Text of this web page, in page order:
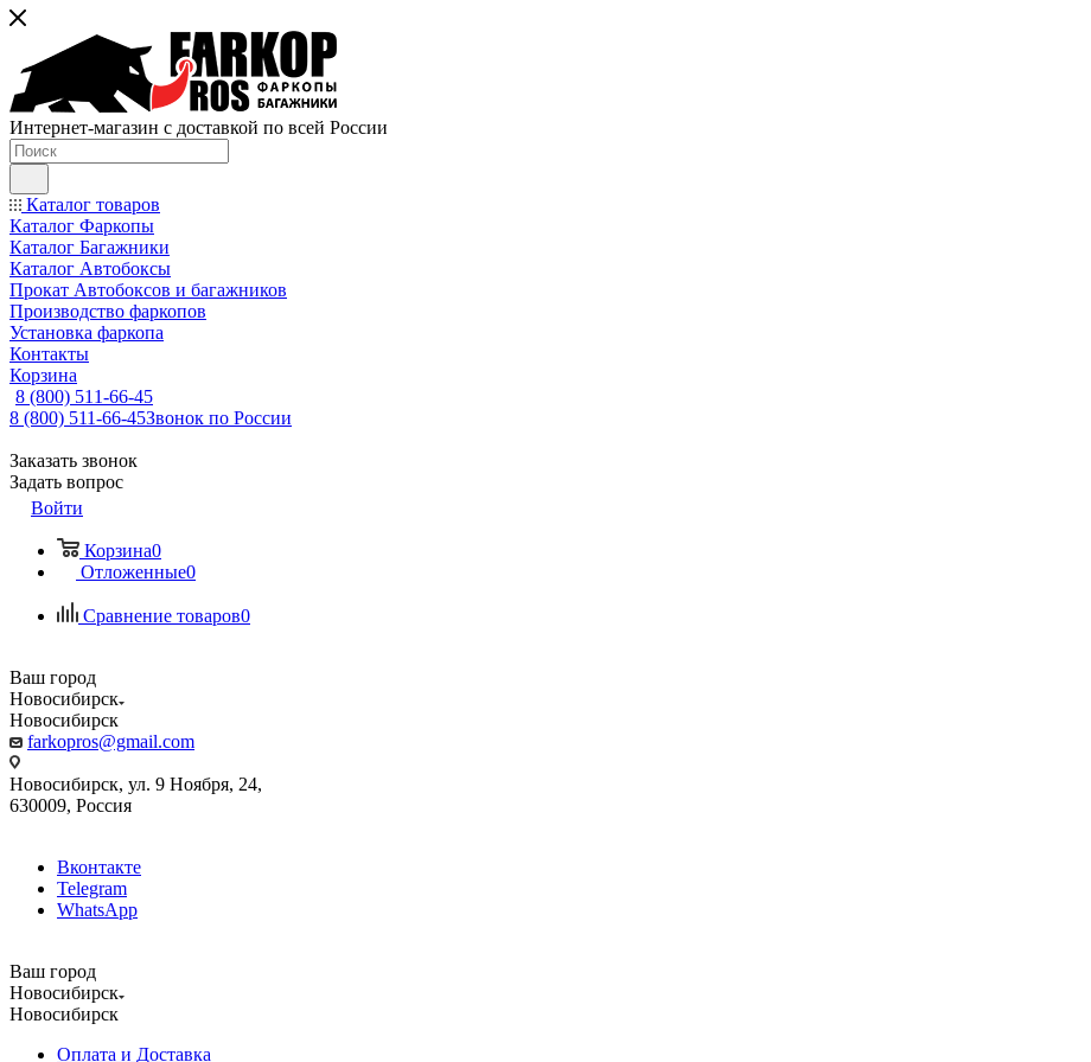
Интернет-магазин с доставкой по всей России
Каталог товаров
Каталог Фаркопы
Каталог Багажники
Каталог Автобоксы
Прокат Автобоксов и багажников
Производство фаркопов
Установка фаркопа
Контакты
Корзина
8 (800) 511-66-45
8 (800) 511-66-45Звонок по России
Заказать звонок
Задать вопрос
Войти
Корзина0
Отложенные0
Сравнение товаров0
Ваш город
Новосибирск
Новосибирск
farkopros@gmail.com
Новосибирск, ул. 9 Ноября, 24,
630009, Россия
Вконтакте
Telegram
WhatsApp
Ваш город
Новосибирск
Новосибирск
Оплата и Доставка